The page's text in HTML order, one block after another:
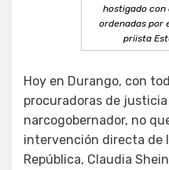
hostigado con
ordenadas por
priista
Hoy en Durango, con
procuradoras de
narcogobernador, no
intervención directa de
República, Claudia